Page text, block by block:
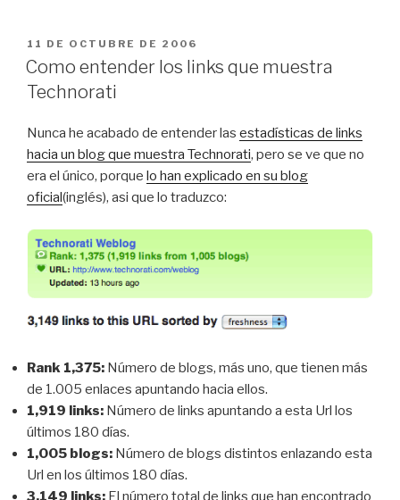
PUBLICADO
EL
11 DE OCTUBRE DE 2006
Como entender los links que muestra
Technorati
Nunca he acabado de entender las estadísticas de links
hacia un blog que muestra Technorati, pero se ve que no
era el único, porque lo han explicado en su blog
oficial(inglés), asi que lo traduzco:
Rank 1,375: Número de blogs, más uno, que tienen más
de 1.005 enlaces apuntando hacia ellos.
1,919 links: Número de links apuntando a esta Url los
últimos 180 días.
1,005 blogs: Número de blogs distintos enlazando esta
Url en los últimos 180 días.
3,149 links: El número total de links que han encontrado